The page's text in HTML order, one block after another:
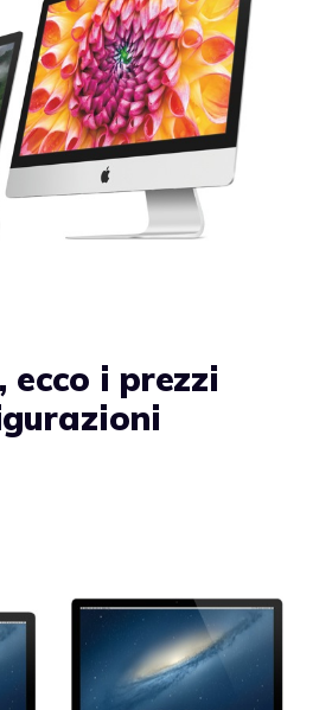
ecco i prezzi